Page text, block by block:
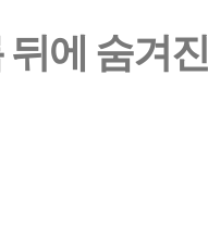
에 숨겨진